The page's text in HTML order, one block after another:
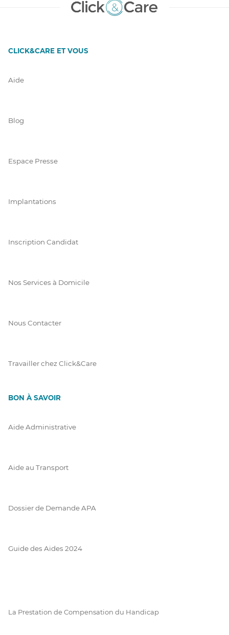
CLICK&CARE ET VOUS
Aide
Blog
Espace Presse
Implantations
Inscription Candidat
Nos Services à Domicile
Nous Contacter
Travailler chez Click&Care
BON À SAVOIR
Aide Administrative
Aide au Transport
Dossier de Demande APA
Guide des Aides 2024
La Prestation de Compensation du Handicap